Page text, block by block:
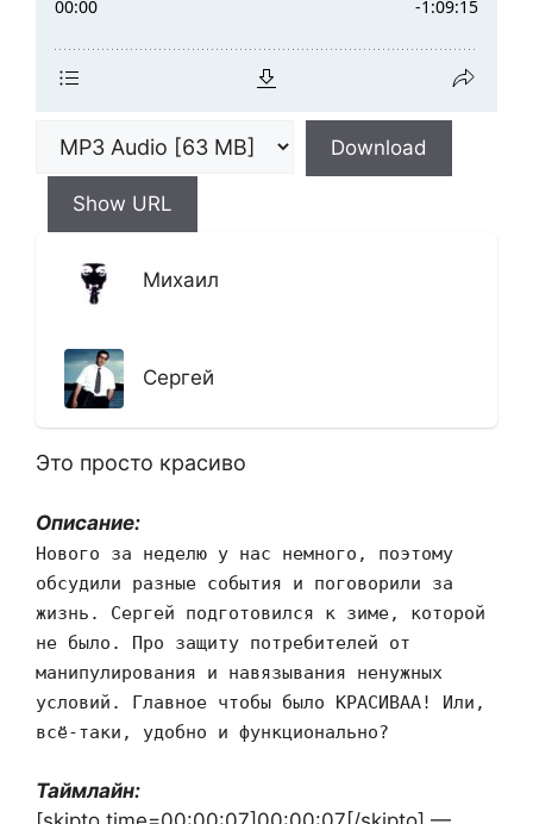
Download
Show URL
Михаил
Сергей
Это просто красиво
Описание:
Нового за неделю у нас немного, поэтому
обсудили разные события и поговорили за
жизнь. Сергей подготовился к зиме, которой
не было. Про защиту потребителей от
манипулирования и навязывания ненужных
условий. Главное чтобы было КРАСИВАА! Или,
всё-таки, удобно и функционально?
Таймлайн: